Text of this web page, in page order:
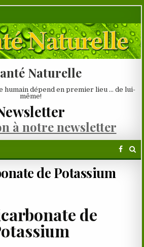
Naturelle
humain dépend en premier lieu … de lui-
même!
à notre newsletter
de Potassium
de